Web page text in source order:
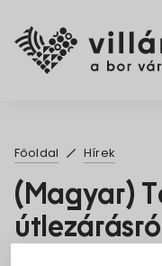
Főoldal Hírek
(Magyar)